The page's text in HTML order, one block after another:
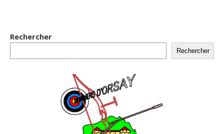
Rechercher
Rechercher